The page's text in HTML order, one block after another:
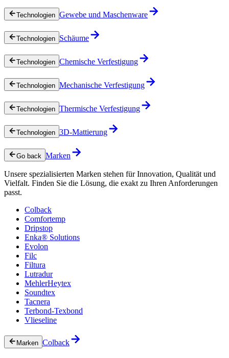
Technologien Gewebe und Maschenware
Technologien Schäume
Technologien Chemische Verfestigung
Technologien Mechanische Verfestigung
Technologien Thermische Verfestigung
Technologien 3D-Mattierung
Go back Marken
Unsere spezialisierten Marken stehen für Innovation, Qualität und
Vielfalt. Finden Sie die Lösung, die exakt zu Ihren Anforderungen
passt.
Colback
Comfortemp
Dripstop
Enka® Solutions
Evolon
Filc
Filtura
Lutradur
MehlerHeytex
Soundtex
Tacnera
Terbond-Texbond
Vlieseline
Marken Colback